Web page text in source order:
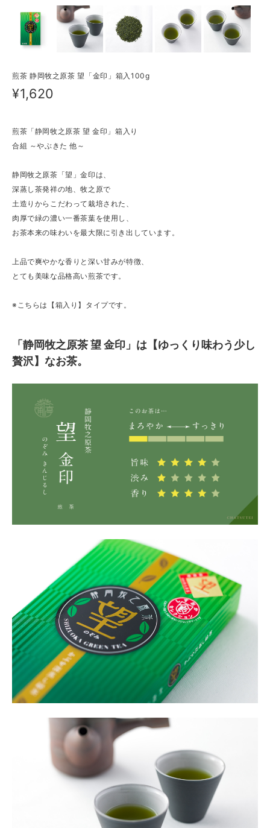
煎茶 静岡牧之原茶 望「金印」箱入100g
¥1,620
煎茶「静岡牧之原茶 望 金印」箱入り
合組 ～やぶきた 他～
静岡牧之原茶「望」金印は、
深蒸し茶発祥の地、牧之原で
土造りからこだわって栽培された、
肉厚で緑の濃い一番茶葉を使用し、
お茶本来の味わいを最大限に引き出しています。
上品で爽やかな香りと深い甘みが特徴、
とても美味な品格高い煎茶です。
※こちらは【箱入り】タイプです。
「静岡牧之原茶 望 金印」は【ゆっくり味わう少し
贅沢】なお茶。